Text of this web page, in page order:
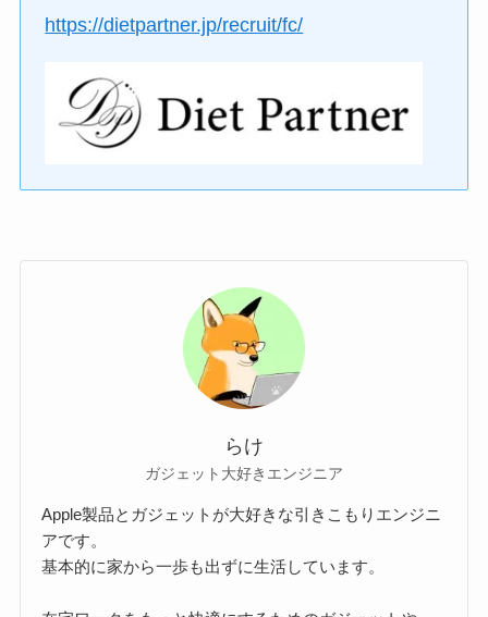
https://dietpartner.jp/recruit/fc/
らけ
ガジェット大好きエンジニア
Apple製品とガジェットが大好きな引きこもりエンジニ
アです。
基本的に家から一歩も出ずに生活しています。